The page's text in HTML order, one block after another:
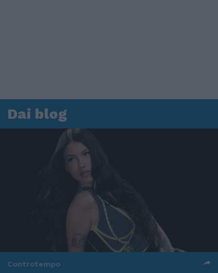
Dai blog
Controtempo